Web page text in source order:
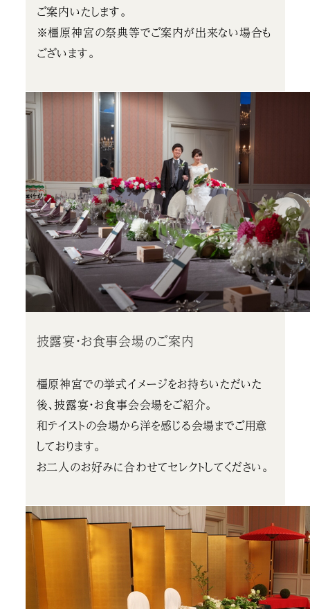
ご案内いたします。
※橿原神宮の祭典等でご案内が出来ない場合も
ございます。
披露宴・お食事会場のご案内
橿原神宮での挙式イメージをお持ちいただいた
後、披露宴・お食事会会場をご紹介。
和テイストの会場から洋を感じる会場までご用意
しております。
お二人のお好みに合わせてセレクトしてください。